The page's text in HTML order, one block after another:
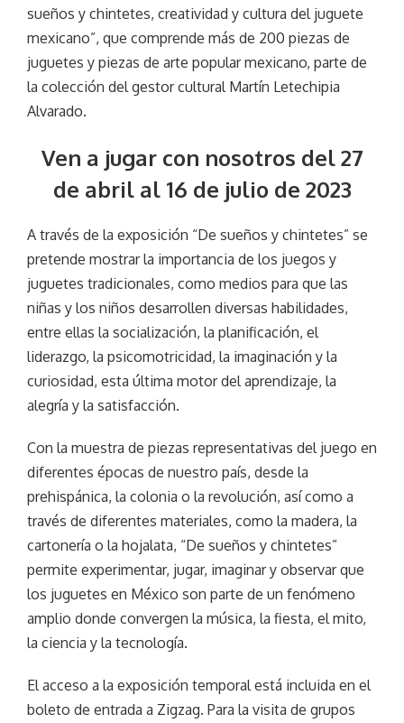
sueños y chintetes, creatividad y cultura del juguete
mexicano”, que comprende más de 200 piezas de
juguetes y piezas de arte popular mexicano, parte de
la colección del gestor cultural Martín Letechipia
Alvarado.
Ven a jugar con nosotros del 27
de abril al 16 de julio de 2023
A través de la exposición “De sueños y chintetes” se
pretende mostrar la importancia de los juegos y
juguetes tradicionales, como medios para que las
niñas y los niños desarrollen diversas habilidades,
entre ellas la socialización, la planificación, el
liderazgo, la psicomotricidad, la imaginación y la
curiosidad, esta última motor del aprendizaje, la
alegría y la satisfacción.
Con la muestra de piezas representativas del juego en
diferentes épocas de nuestro país, desde la
prehispánica, la colonia o la revolución, así como a
través de diferentes materiales, como la madera, la
cartonería o la hojalata, “De sueños y chintetes”
permite experimentar, jugar, imaginar y observar que
los juguetes en México son parte de un fenómeno
amplio donde convergen la música, la fiesta, el mito,
la ciencia y la tecnología.
El acceso a la exposición temporal está incluida en el
boleto de entrada a Zigzag. Para la visita de grupos